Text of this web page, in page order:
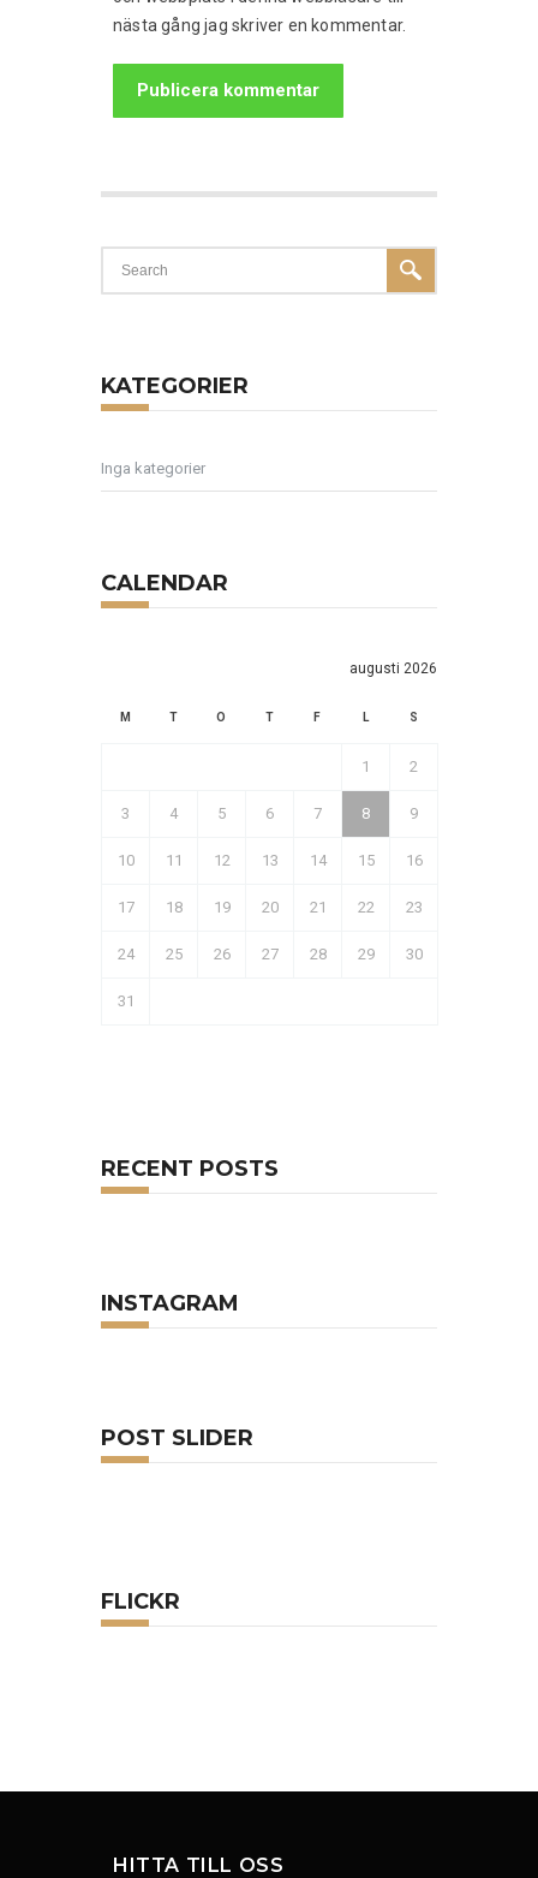
nästa gång jag skriver en kommentar.
KATEGORIER
Inga kategorier
CALENDAR
augusti 2026
M T O T F L S
1 2
3 4 5 6 7 8 9
10 11 12 13 14 15 16
17 18 19 20 21 22 23
24 25 26 27 28 29 30
31
RECENT POSTS
INSTAGRAM
POST SLIDER
FLICKR
HITTA TILL OSS